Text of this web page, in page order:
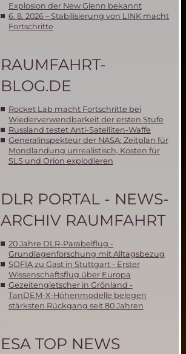
Explosion der New Glenn bekannt
6. 8. 2026 – Stabilisierung von LINK macht
Fortschritte
RAUMFAHRT-
BLOG.DE
Rocket Lab macht Fortschritte bei
Wiederverwendbarkeit der ersten Stufe
Russland testet Anti-Satelliten-Waffe
Generalinspekteur der NASA: Zeitplan für
Mondlandung unrealistisch, Kosten für
SLS und Orion explodieren
DLR PORTAL - NEWS-
ARCHIV RAUMFAHRT
20 Jahre DLR-Parabelflug -
Grundlagenforschung mit Alltagsbezug
SOFIA zu Gast in Stuttgart - Erster
Wissenschaftsflug über Europa
Gezeitengletscher in Grönland -
TanDEM-X-Höhenmodelle belegen
stärksten Rückgang seit 80 Jahren
ESA TOP NEWS